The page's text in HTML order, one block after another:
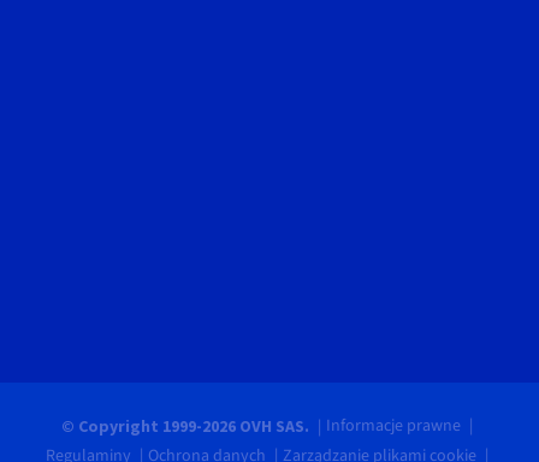
© Copyright 1999-2026 OVH SAS.
Informacje prawne
Regulaminy
Ochrona danych Zarządzanie plikami cookie